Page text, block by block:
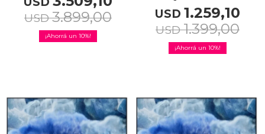
USD 3.899,00
10
USD 1.259,10
USD 1.399,00
10